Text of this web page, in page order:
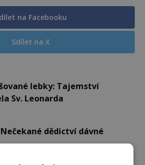
na Facebooku
Sdílet na X
lebky: Tajemství
Sv. Leonarda
dědictví dávné